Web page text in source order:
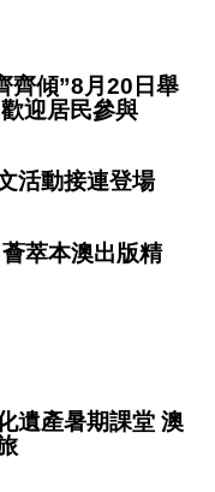
齊傾”8月20日舉
迎居民參與
活動接連登場
萃本澳出版精
遺產暑期課堂 澳